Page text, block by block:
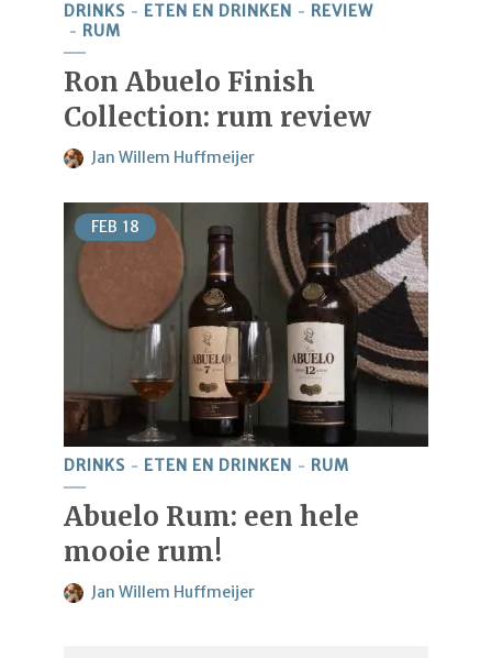
DRINKS ETEN EN DRINKEN
REVIEW
RUM
Ron Abuelo Finish
Collection: rum review
Jan Willem Huffmeijer
FEB 18
DRINKS ETEN EN DRINKEN RUM
Abuelo Rum: een hele
mooie rum!
Jan Willem Huffmeijer